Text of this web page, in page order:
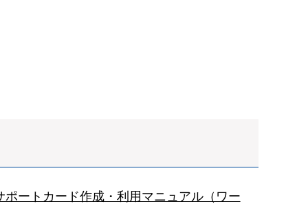
ートカード作成・利用マニュアル（ワー